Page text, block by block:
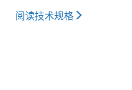
阅读技术规格